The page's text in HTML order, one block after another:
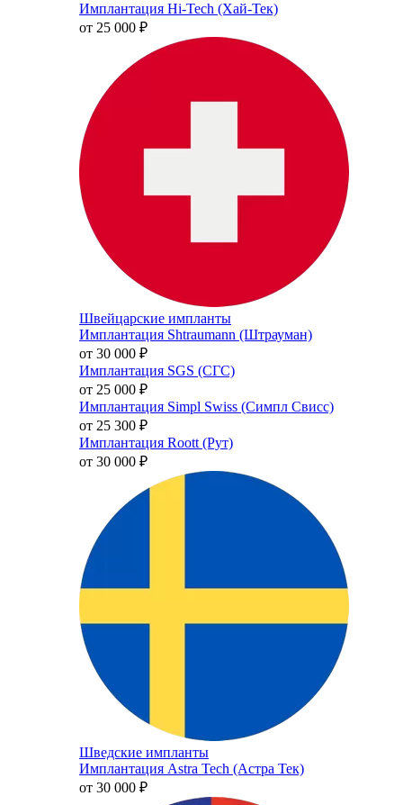
Имплантация Hi-Tech (Хай-Тек)
от 25 000 ₽
Швейцарские импланты
Имплантация Shtraumann (Штрауман)
от 30 000 ₽
Имплантация SGS (СГС)
от 25 000 ₽
Имплантация Simpl Swiss (Симпл Свисс)
от 25 300 ₽
Имплантация Roott (Рут)
от 30 000 ₽
Шведские импланты
Имплантация Astra Tech (Астра Тек)
от 30 000 ₽